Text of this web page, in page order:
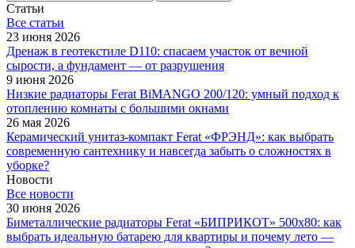
Статьи
Все cтатьи
23 июня 2026
Дренаж в геотекстиле D110: спасаем участок от вечной
сырости, а фундамент — от разрушения
9 июня 2026
Низкие радиаторы Ferat BiMANGO 200/120: умный подход к
отоплению комнаты с большими окнами
26 мая 2026
Керамический унитаз-компакт Ferat «ФРЭНД»: как выбрать
современную сантехнику и навсегда забыть о сложностях в
уборке?
Новости
Все новости
30 июня 2026
Биметаллические радиаторы Ferat «БИПРИКОТ» 500x80: как
выбрать идеальную батарею для квартиры и почему лето —